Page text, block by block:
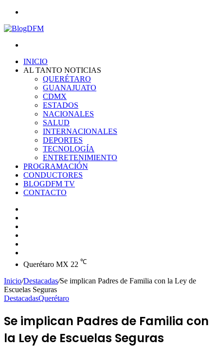
INICIO
AL TANTO NOTICIAS
QUERÉTARO
GUANAJUATO
CDMX
ESTADOS
NACIONALES
SALUD
INTERNACIONALES
DEPORTES
TECNOLOGÍA
ENTRETENIMIENTO
PROGRAMACIÓN
CONDUCTORES
BLOGDFM TV
CONTACTO
Querétaro MX 22 ℃
Inicio/Destacadas/Se implican Padres de Familia con la Ley de
Escuelas Seguras
DestacadasQuerétaro
Se implican Padres de Familia con
la Ley de Escuelas Seguras